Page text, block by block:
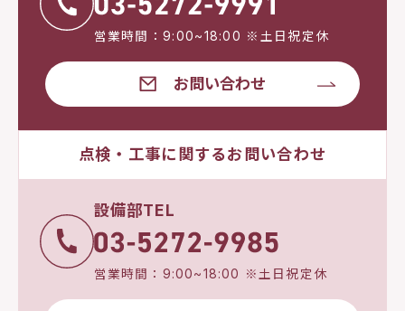
営業時間：9:00~18:00 ※土日祝定休
お問い合わせ
点検・工事に関するお問い合わせ
設備部TEL
営業時間：9:00~18:00 ※土日祝定休